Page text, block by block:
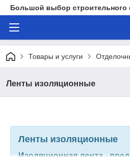
Большой выбор строительного
Товары и услуги
Ленты изоляционные
Ленты изоляционные
Изоляционная лента -